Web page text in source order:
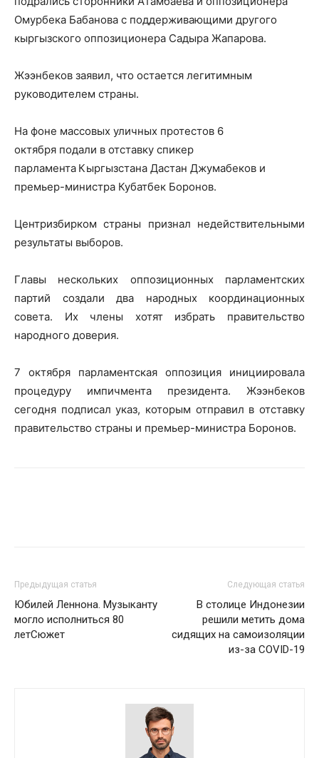
Омурбека Бабанова с поддерживающими другого
кыргызского оппозиционера Садыра Жапарова.
Жээнбеков заявил, что остается легитимным
руководителем страны.
На фоне массовых уличных протестов 6
октября подали в отставку спикер
парламента Кыргызстана Дастан Джумабеков и
премьер-министра Кубатбек Боронов.
Центризбирком страны признал недействительными
результаты выборов.
Главы нескольких оппозиционных парламентских
партий создали два народных координационных
совета. Их члены хотят избрать правительство
народного доверия.
7 октября парламентская оппозиция инициировала
процедуру импичмента президента. Жээнбеков
сегодня подписал указ, которым отправил в отставку
правительство страны и премьер-министра Боронов.
Предыдущая статья
Юбилей Леннона. Музыканту
могло исполниться 80
летСюжет
Следующая статья
В столице Индонезии
решили метить дома
сидящих на самоизоляции
из-за COVID-19